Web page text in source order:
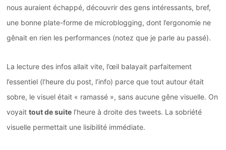
nous auraient échappé, découvrir des gens intéressants, bref,
une bonne plate-forme de microblogging, dont l’ergonomie ne
gênait en rien les performances (notez que je parle au passé).
La lecture des infos allait vite, l’œil balayait parfaitement
l’essentiel (l’heure du post, l’info) parce que tout autour était
sobre, le visuel était « ramassé », sans aucune gêne visuelle. On
voyaittout de suite l’heure à droite des tweets. La sobriété
visuelle permettait une lisibilité immédiate.